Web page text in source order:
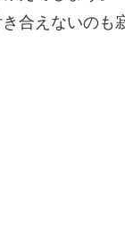
合えないのも